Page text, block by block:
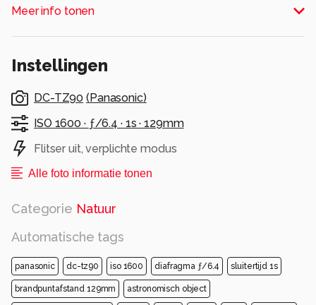
Alle rechten voorbehouden
Meer info tonen
Instellingen
DC-TZ90 (Panasonic)
ISO 1600 · ƒ/6.4 · 1s ·129mm
Flitser uit, verplichte modus
Alle foto informatie tonen
Categorie Natuur
Automatische tags
panasonic dc-tz90 iso 1600 diafragma ƒ/6.4 sluitertijd 1s
brandpuntafstand 129mm astronomisch object